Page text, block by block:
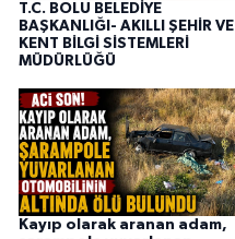
T.C. BOLU BELEDİYE
BAŞKANLIĞI- AKILLI ŞEHİR VE
KENT BİLGİ SİSTEMLERİ
MÜDÜRLÜĞÜ
Kayıp olarak aranan adam,